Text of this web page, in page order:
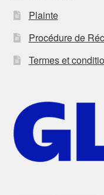
Plainte
Procédure de
Termes et